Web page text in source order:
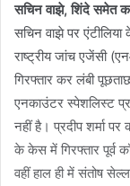
सचिन वाझे, शिंदे समेत
सचिन वाझे पर
राष्ट्रीय जांच एजेंसी
गिरफ्तार कर लंबी
एनकाउंटर स्पेशलिस्ट
नहीं है। प्रदीप शर्मा
के केस में गिरफ्तार पूर्व
वहीं हाल ही में संतोष